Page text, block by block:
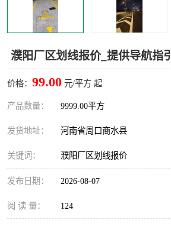
濮阳厂区划线报价_提供导航指引
价格： 99.00 元/平方 起
产品数量： 9999.00平方
发货地址： 河南省周口商水县
关键词： 濮阳厂区划线报价
发布日期： 2026-08-07
阅 读 量： 124